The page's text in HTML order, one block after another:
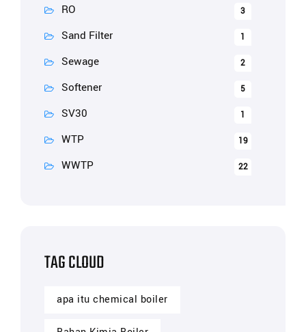
RO 3
Sand Filter 1
Sewage 2
Softener 5
SV30 1
WTP 19
WWTP 22
TAG CLOUD
apa itu chemical boiler